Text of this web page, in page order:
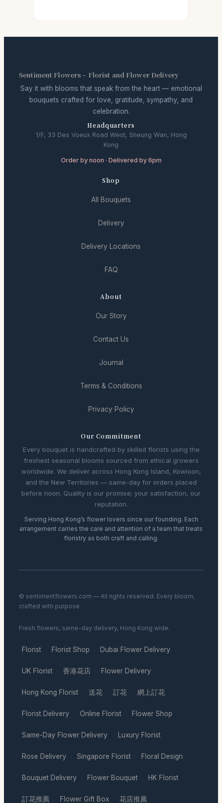
Sentiment Flowers – Florist and Flower Delivery
Say it with blooms that speak from the heart — emotional
bouquets crafted for love, gratitude, sympathy, and
celebration.
Headquarters
1/F, 33 Des Voeux Road West, Sheung Wan, Hong
Kong
Order by noon · Delivered by 6pm
Shop
All Bouquets
Delivery
Delivery Locations
FAQ
About
Our Story
Contact Us
Journal
Terms & Conditions
Privacy Policy
Our Commitment
Every bouquet is handcrafted by skilled florists using the
freshest seasonal blooms sourced from ethical growers
worldwide. We deliver across Hong Kong Island, Kowloon,
and the New Territories — same-day for orders placed
before noon. Quality is our promise; your satisfaction, our
reputation.
Serving Hong Kong’s flower lovers since our founding. Each
arrangement carries the care and attention of a team that treats
floristry as both craft and calling.
© sentimentflowers.com — All rights reserved. Every bloom,
crafted with purpose.
Fresh flowers, same-day delivery, Hong Kong wide.
Florist · Florist Shop · Dubai Flower Delivery ·
UK Florist · 香港花店 · Flower Delivery ·
Hong Kong Florist · 送花 · 訂花 · 網上訂花 ·
Florist Delivery · Online Florist · Flower Shop ·
Same-Day Flower Delivery · Luxury Florist ·
Rose Delivery · Singapore Florist · Floral Design ·
Bouquet Delivery · Flower Bouquet · HK Florist ·
訂花推薦 · Flower Gift Box · 花店推薦 ·